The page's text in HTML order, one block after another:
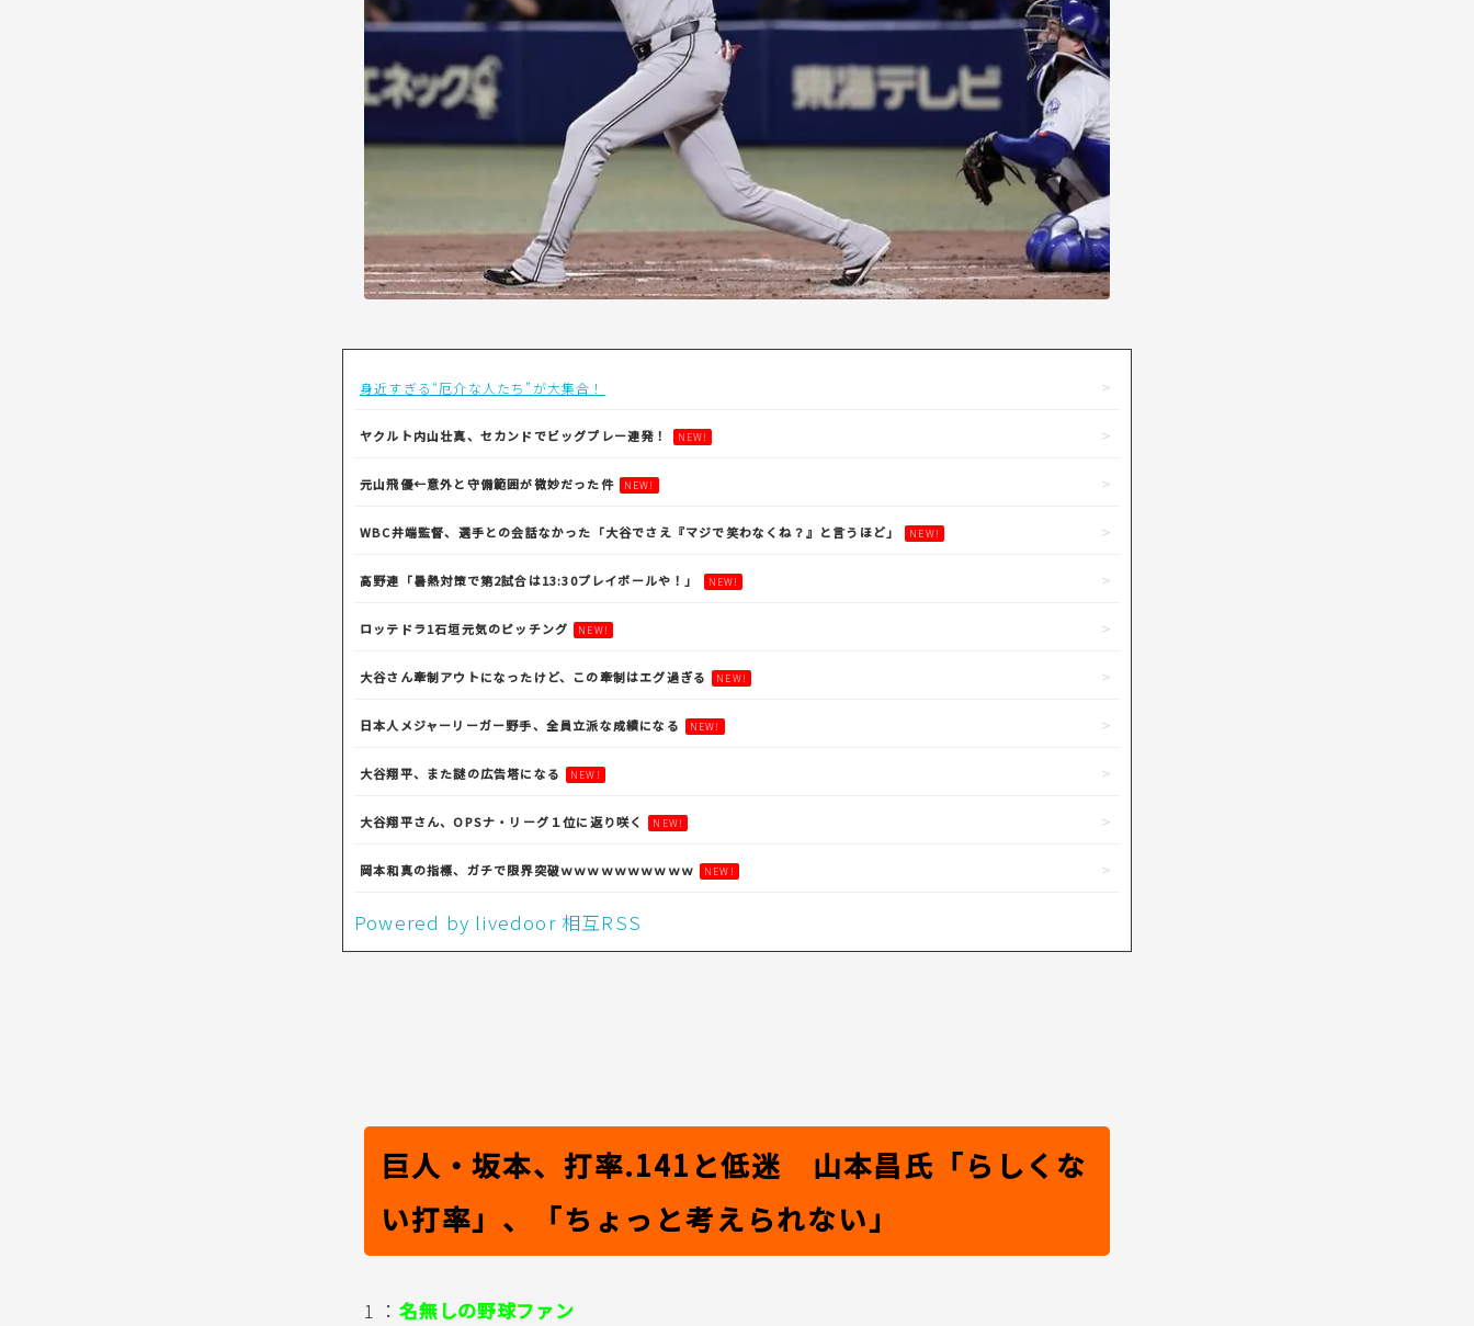
身近すぎる“厄介な人たち”が大集合！
ヤクルト内山壮真、セカンドでビッグプレー連発！ NEW!
元山飛優←意外と守備範囲が微妙だった件 NEW!
WBC井端監督、選手との会話なかった「大谷でさえ『マジで笑わなくね？』と言うほど」 NEW!
高野連「暑熱対策で第2試合は13:30プレイボールや！」 NEW!
ロッテドラ1石垣元気のピッチング NEW!
大谷さん牽制アウトになったけど、この牽制はエグ過ぎる NEW!
日本人メジャーリーガー野手、全員立派な成績になる NEW!
大谷翔平、また謎の広告塔になる NEW!
大谷翔平さん、OPSナ・リーグ１位に返り咲く NEW!
岡本和真の指標、ガチで限界突破ｗｗｗｗｗｗｗｗｗｗ NEW!
Powered by livedoor 相互RSS
巨人・坂本、打率.141と低迷 山本昌氏「らしくな
い打率」、「ちょっと考えられない」
1 ：名無しの野球ファン